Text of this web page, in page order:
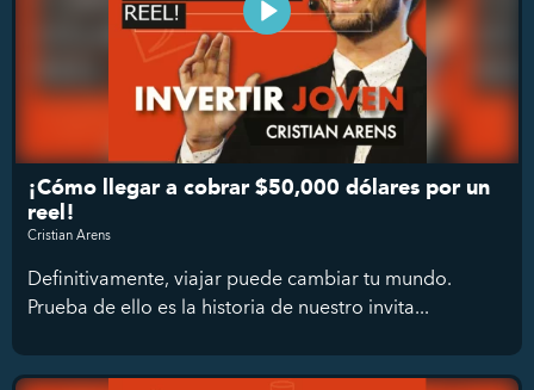
¡Cómo llegar a cobrar $50,000 dólares por un
reel!
Cristian Arens
Definitivamente, viajar puede cambiar tu mundo.
Prueba de ello es la historia de nuestro invita...